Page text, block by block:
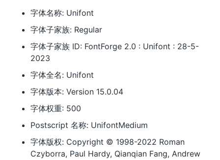
字体名称: Unifont
字体子家族: Regular
字体子家族 ID: FontForge 2.0 : Unifont : 28-5-
2023
字体全名: Unifont
字体版本: Version 15.0.04
字体权重: 500
Postscript 名称: UnifontMedium
字体版权: Copyright © 1998-2022 Roman
Czyborra, Paul Hardy, Qianqian Fang, Andrew